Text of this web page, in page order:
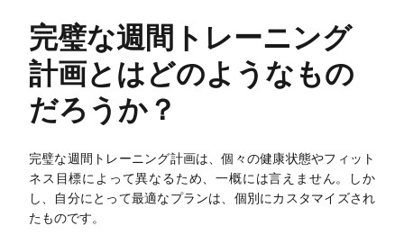
テンプレート
ダウンロード
リリース
ガイド
ブログ
エンタープライズ
エンタープライズ版
完璧な週間トレーニング
計画とはどのようなもの
だろうか？
完璧な週間トレーニング計画は、個々の健康状態やフィット
ネス目標によって異なるため、一概には言えません。しか
し、自分にとって最適なプランは、個別にカスタマイズされ
たものです。